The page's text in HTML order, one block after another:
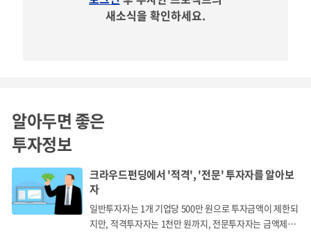
보고타 거리에서 진행된 대규모 로케이션 촬영, 드론을 사용
한 고공 촬영, 도심 한복판에서 벌어지는 대규모 폭파 장면까
지 스케일이 다른 시원한 액션
미드 <나르코스>에 이어 영화<마일22>까지 최근 할리우드
의 새로운 촬영 로케이션으로 급부상한 보고타 촬영 현장에
새소식을 확인하세요.
알아두면 좋은
투자정보
크라우드펀딩에서 '적격', '전문' 투자자를 알아보
자
일반투자자는 1개 기업당 500만 원으로 투자금액이 제한되
지만, 적격투자자는 1천만 원까지, 전문투자자는 금액제한